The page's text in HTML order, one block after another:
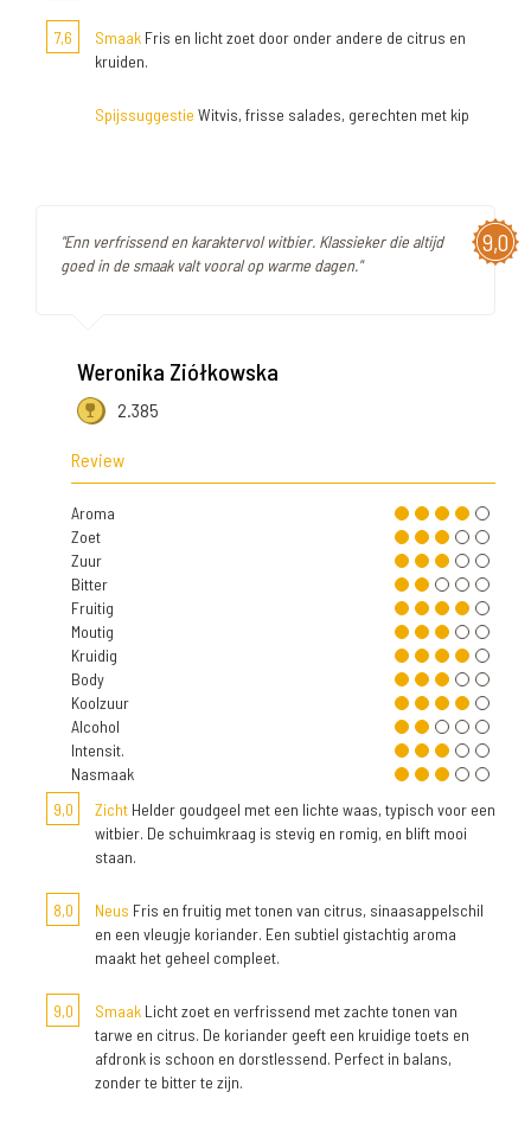
7,6 Smaak Fris en licht zoet door onder andere de citrus en
kruiden.
Spijssuggestie Witvis, frisse salades, gerechten met kip
9,0
"Enn verfrissend en karaktervol witbier. Klassieker die altijd
goed in de smaak valt vooral op warme dagen."
Weronika Ziółkowska
2.385
Review
Aroma
Zoet
Zuur
Bitter
Fruitig
Moutig
Kruidig
Body
Koolzuur
Alcohol
Intensit.
Nasmaak
9,0
Zicht Helder goudgeel met een lichte waas, typisch voor een
witbier. De schuimkraag is stevig en romig, en blift mooi
staan.
8,0 Neus Fris en fruitig met tonen van citrus, sinaasappelschil
en een vleugje koriander. Een subtiel gistachtig aroma
maakt het geheel compleet.
9,0 Smaak Licht zoet en verfrissend met zachte tonen van
tarwe en citrus. De koriander geeft een kruidige toets en
afdronk is schoon en dorstlessend. Perfect in balans,
zonder te bitter te zijn.